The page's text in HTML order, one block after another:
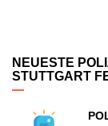
NEUESTE
STUTTGART